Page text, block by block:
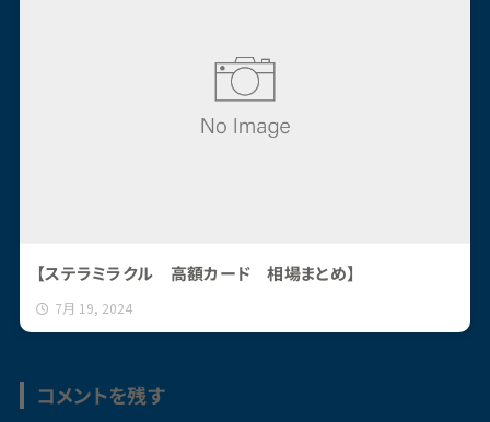
【ステラミラクル 高額カード 相場まとめ】
7月 19, 2024
コメントを残す